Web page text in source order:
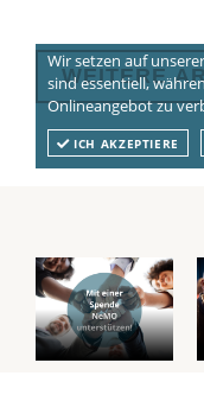
Wir setzen auf
sind essentiell,
Onlineangebot zu
ICH AKZEPTIERE
WEITERE